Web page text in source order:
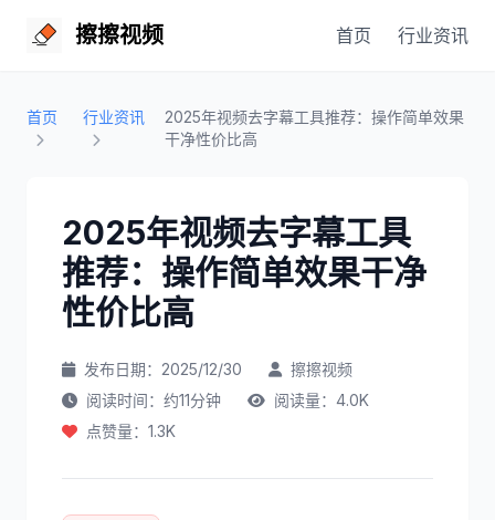
擦擦视频 首页 行业资讯
首页 行业资讯
2025年视频去字幕工具推荐：操作简单效果
干净性价比高
2025年视频去字幕工具
推荐：操作简单效果干净
性价比高
发布日期：2025/12/30
擦擦视频
阅读时间：约11分钟
阅读量：4.0K
点赞量：1.3K